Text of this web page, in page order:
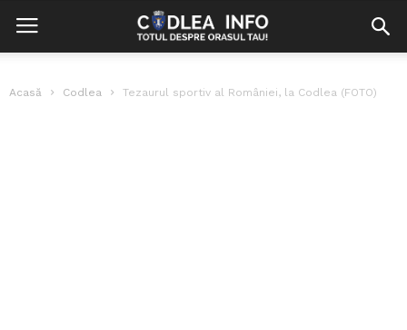
Acasă Codlea Tezaurul sportiv al României, la Codlea (FOTO)